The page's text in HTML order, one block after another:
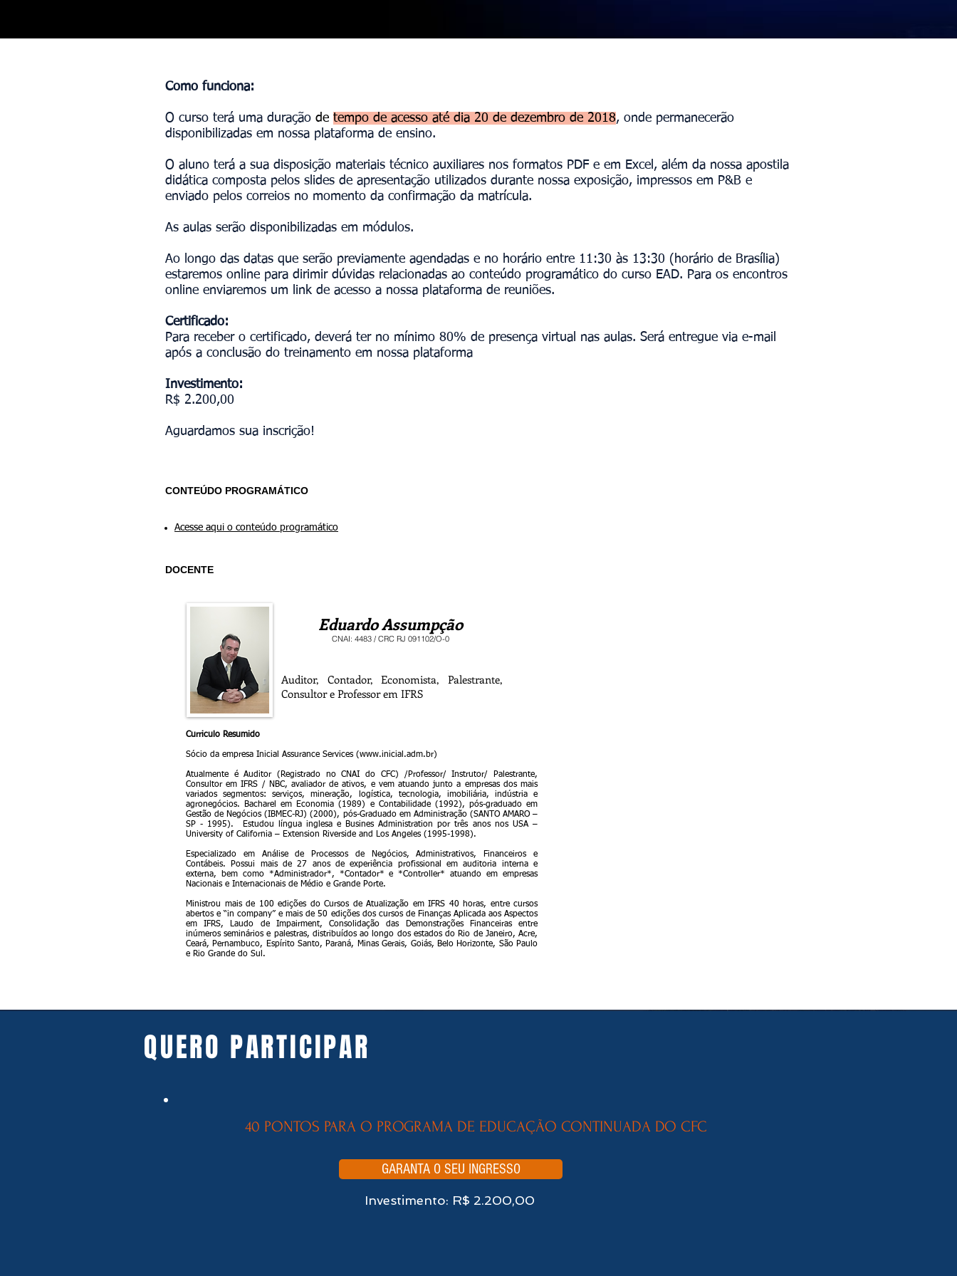
Como funciona:
O curso terá uma duração de tempo de acesso até dia 20 de dezembro de 2018, onde permanecerão
disponibilizadas em nossa plataforma de ensino.
O aluno terá a sua disposição materiais técnico auxiliares nos formatos PDF e em Excel, além da nossa apostila
didática composta pelos slides de apresentação utilizados durante nossa exposição, impressos em P&B e
enviado pelos correios no momento da confirmação da matrícula.
As aulas serão disponibilizadas em módulos.
Ao longo das datas que serão previamente agendadas e no horário entre 11:30 às 13:30 (horário de Brasília)
estaremos online para dirimir dúvidas relacionadas ao conteúdo programático do curso EAD. Para os encontros
online enviaremos um link de acesso a nossa plataforma de reuniões.
Certificado:
Para receber o certificado, deverá ter no mínimo 80% de presença virtual nas aulas. Será entregue via e-mail
após a conclusão do treinamento em nossa plataforma
Investimento:
R$ 2.200,00
Aguardamos sua inscrição!
CONTEÚDO PROGRAMÁTICO
Acesse aqui o conteúdo programático
DOCENTE
Eduardo Assumpção
CNAI: 4483 / CRC RJ 091102/O-0
Curriculo Resumido
Sócio da empresa Inicial Assurance Services (www.inicial.adm.br)
Atualmente é Auditor (Registrado no CNAI do CFC) /Professor/ Instrutor/ Palestrante,
Consultor em IFRS / NBC, avaliador de ativos, e vem atuando junto a empresas dos mais
variados segmentos: serviços, mineração, logística, tecnologia, imobiliária, indústria e
agronegócios. Bacharel em Economia (1989) e Contabilidade (1992), pós-graduado em
Gestão de Negócios (IBMEC-RJ) (2000), pós-Graduado em Administração (SANTO AMARO –
SP - 1995). Estudou língua inglesa e Busines Administration por três anos nos USA –
University of California – Extension Riverside and Los Angeles (1995-1998).
Especializado em Análise de Processos de Negócios, Administrativos, Financeiros e
Contábeis. Possui mais de 27 anos de experiência profissional em auditoria interna e
externa, bem como *Administrador*, *Contador* e *Controller* atuando em empresas
Nacionais e Internacionais de Médio e Grande Porte.
Ministrou mais de 100 edições do Cursos de Atualização em IFRS 40 horas, entre cursos
abertos e “in company” e mais de 50 edições dos cursos de Finanças Aplicada aos Aspectos
em IFRS, Laudo de Impairment, Consolidação das Demonstrações Financeiras entre
inúmeros seminários e palestras, distribuídos ao longo dos estados do Rio de Janeiro, Acre,
Ceará, Pernambuco, Espírito Santo, Paraná, Minas Gerais, Goiás, Belo Horizonte, São Paulo
e Rio Grande do Sul.
Auditor, Contador, Economista, Palestrante,
Consultor e Professor em IFRS
INFORMAÇÕES
Início em 10 de OUTUBRO - 24 horas por dia - 7 dias por semana
QUERO PARTICIPAR
40 PONTOS PARA O PROGRAMA DE EDUCAÇÃO CONTINUADA DO CFC
GARANTA O SEU INGRESSO
Investimento: R$ 2.200,00